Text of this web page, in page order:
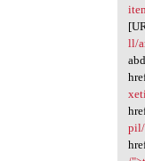
ll/
pil/